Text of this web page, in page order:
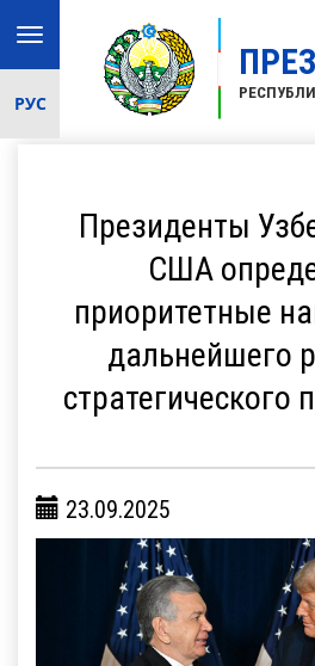
Toggle
navigation
РУС
Президенты
США
приоритетные
дальнейшего
стратегического
23.09.2025